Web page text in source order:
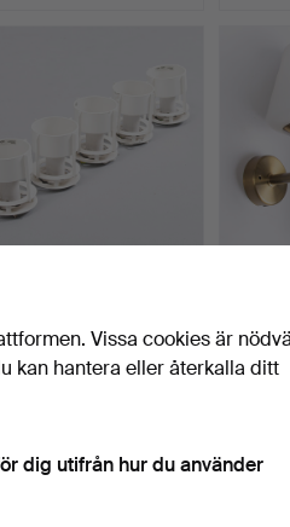
23 jul 2026
bud
ETT
10 bud
Vissa cookies är
kan hantera eller återkalla ditt
dig utifrån hur du använder